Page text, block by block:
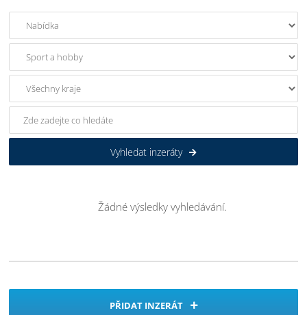
Vyhledat inzeráty
Žádné výsledky vyhledávání.
PŘIDAT INZERÁT